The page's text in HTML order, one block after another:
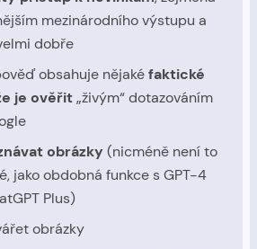
mezinárodního výstupu a
dobře
obsahuje nějakéfaktické
je ověřit„živým“ dotazováním
obrázky (nicméně není to
jako obdobná funkce s GPT-4
Plus)
obrázky